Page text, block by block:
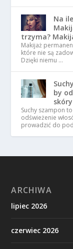
Na
trzyma?
Makijaż
które nie są
Dzięki niemu …
by
Suchy szampon
odświeżenie
prowadzić do
ARCHIWA
lipiec 2026
czerwiec 2026